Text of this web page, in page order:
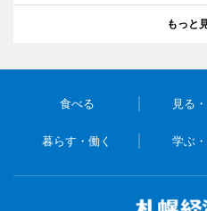
もっと
食べる 見る
暮らす・働く 学ぶ